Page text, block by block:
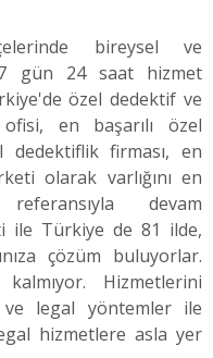
bireysel ve
gün 24 saat hizmet
özel dedektif ve
en başarılı özel
firması, en
olarak varlığını en
devam
ile Türkiye de 81 ilde,
çözüm buluyorlar.
Hizmetlerini
legal yöntemler ile
hizmetlere asla yer